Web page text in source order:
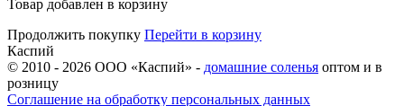
Товар добавлен в корзину
Продолжить покупку Перейти в корзину
Каспий
© 2010 - 2026 ООО «Каспий» - домашние соленья оптом и в
розницу
Соглашение на обработку персональных данных